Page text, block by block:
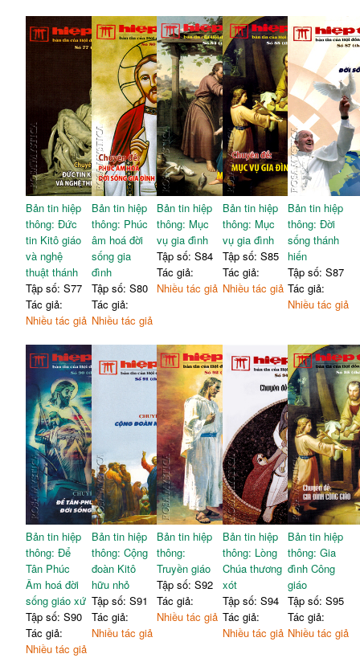
Bản tin hiệp
thông: Đức
tin Kitô giáo
và nghệ
thuật thánh
Tập số: S77
Tác giả:
Nhiều tác giả
Bản tin hiệp
thông: Phúc
âm hoá đời
sống gia
đình
Tập số: S80
Tác giả:
Nhiều tác giả
Bản tin hiệp
thông: Mục
vụ gia đình
Tập số: S84
Tác giả:
Nhiều tác giả
Bản tin hiệp
thông: Mục
vụ gia đình
Tập số: S85
Tác giả:
Nhiều tác giả
Bản tin hiệp
thông: Đời
sống thánh
hiến
Tập số: S87
Tác giả:
Nhiều tác giả
Bản tin hiệp
thông: Để
Tân Phúc
Âm hoá đời
sống giáo xứ
Tập số: S90
Tác giả:
Nhiều tác giả
Bản tin hiệp
thông: Cộng
đoàn Kitô
hữu nhỏ
Tập số: S91
Tác giả:
Nhiều tác giả
Bản tin hiệp
thông:
Truyền giáo
Tập số: S92
Tác giả:
Nhiều tác giả
Bản tin hiệp
thông: Lòng
Chúa thương
xót
Tập số: S94
Tác giả:
Nhiều tác giả
Bản tin hiệp
thông: Gia
đình Công
giáo
Tập số: S95
Tác giả:
Nhiều tác giả